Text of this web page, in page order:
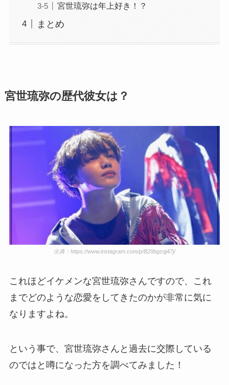
宮世琉弥は年上好き！？
まとめ
宮世琉弥の歴代彼女は？
出典：https://www.instagram.com/p/B29bgzqj47j/
これほどイケメンな宮世琉弥さんですので、これ
までどのような恋愛をしてきたのかが非常に気に
なりますよね。
という事で、宮世琉弥さんと過去に交際している
のではと噂になった方を調べてみました！